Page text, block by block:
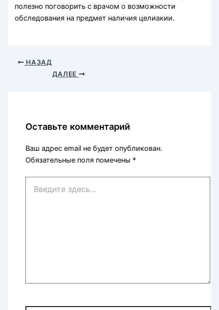
полезно поговорить с врачом о возможности
обследования на предмет наличия целиакии.
НАЗАД
ДАЛЕЕ
Оставьте комментарий
Ваш адрес email не будет опубликован.
Обязательные поля помечены *
здесь...